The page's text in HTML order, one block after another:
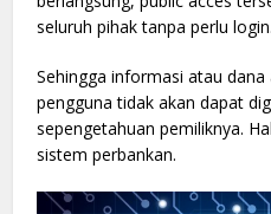
seluruh pihak tanpa perlu login.
Sehingga informasi atau dana
pengguna tidak akan dapat
sepengetahuan pemiliknya.
sistem perbankan.